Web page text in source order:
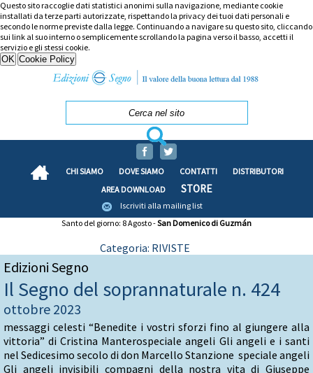
Questo sito raccoglie dati statistici anonimi sulla navigazione, mediante cookie
installati da terze parti autorizzate, rispettando la privacy dei tuoi dati personali e
secondo le norme previste dalla legge. Continuando a navigare su questo sito, cliccando
sui link al suo interno o semplicemente scrollando la pagina verso il basso, accetti il
servizio e gli stessi cookie.
CHI SIAMO DOVE SIAMO CONTATTI
DISTRIBUTORI
AREA DOWNLOAD
STORE
Iscriviti alla mailing list
Santo del giorno: 8 Agosto -San Domenico di Guzmán
Categoria: RIVISTE
Edizioni Segno
Il Segno del soprannaturale n. 424
ottobre 2023
messaggi celesti “Benedite i vostri sforzi fino al giungere alla
vittoria” di Cristina Manterospeciale angeli Gli angeli e i santi
nel Sedicesimo secolo di don Marcello Stanzione speciale angeli
Gli angeli invisibili compagni della nostra vita di Giuseppe